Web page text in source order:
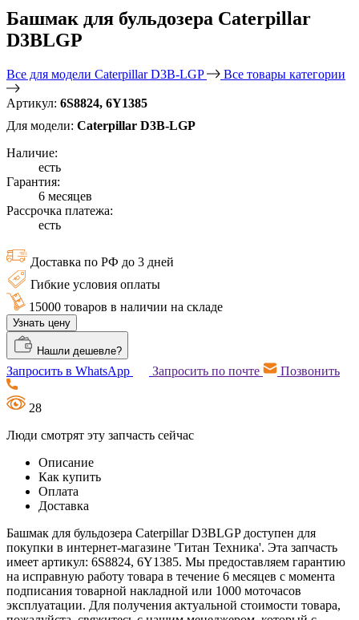
Башмак для бульдозера Caterpillar
D3BLGP
Все для модели Caterpillar D3B-LGP Все товары категории
Артикул: 6S8824, 6Y1385
Для модели: Caterpillar D3B-LGP
Наличие:
есть
Гарантия:
6 месяцев
Рассрочка платежа:
есть
Доставка по РФ до 3 дней
Гибкие условия оплаты
15000 товаров в наличии на складе
Узнать цену
Нашли дешевле?
Запросить в WhatsApp Запросить по почте Позвонить
28
Люди смотрят эту запчасть сейчас
Описание
Как купить
Оплата
Доставка
Башмак для бульдозера Caterpillar D3BLGP доступен для
покупки в интернет-магазине 'Титан Техника'. Эта запчасть
имеет артикул: 6S8824, 6Y1385. Мы предоставляем гарантию
на исправную работу товара в течение 6 месяцев с момента
подписания товарной накладной или 1000 моточасов
эксплуатации. Для получения актуальной стоимости товара,